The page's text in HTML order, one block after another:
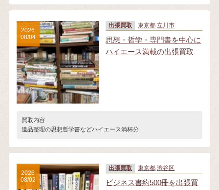
出張買取 東京都 立川市
思想・哲学・専門書を中心に
ハイエース満載の出張買取
買取内容
遺品整理の思想哲学書などハイエース満杯分
2026
08/04
出張買取 東京都 渋谷区
ビジネス書約500冊を出張買
2026
08/02